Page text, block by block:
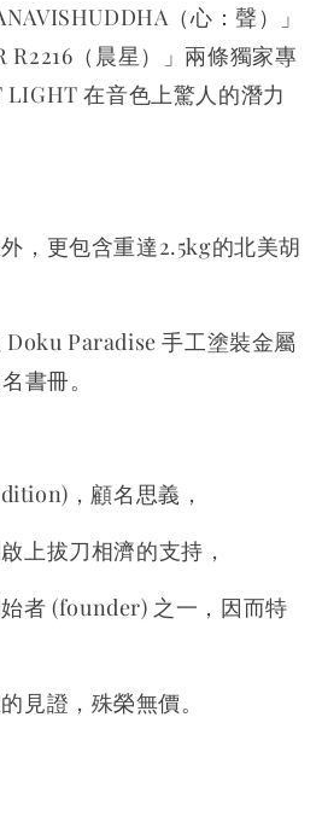
（心：聲）」
R2216（晨星）」兩條獨家專
LIGHT 在音色上驚人的潛力
，更包含重達2.5kg的北美胡
Paradise 手工塗裝金屬
書冊。
，顧名思義，
上拔刀相濟的支持，
者 (founder) 之一，因而特
見證，殊榮無價。